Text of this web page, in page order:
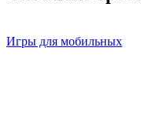
Игры для мобильных